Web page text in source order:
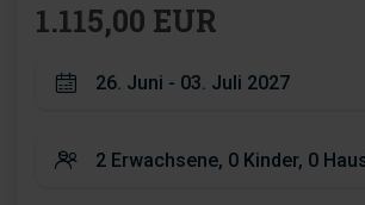
1.115,00 EUR